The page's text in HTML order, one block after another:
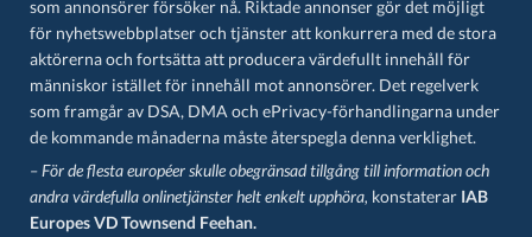
som annonsörer försöker nå. Riktade annonser gör det möjligt
för nyhetswebbplatser och tjänster att konkurrera med de stora
aktörerna och fortsätta att producera värdefullt innehåll för
människor istället för innehåll mot annonsörer. Det regelverk
som framgår av DSA, DMA och ePrivacy-förhandlingarna under
de kommande månaderna måste återspegla denna verklighet.
– För de flesta européer skulle obegränsad tillgång till information och
andra värdefulla onlinetjänster helt enkelt upphöra, konstaterar IAB
Europes VD Townsend Feehan.